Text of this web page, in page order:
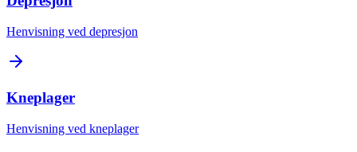
Henvisning ved depresjon
Kneplager
Henvisning ved kneplager